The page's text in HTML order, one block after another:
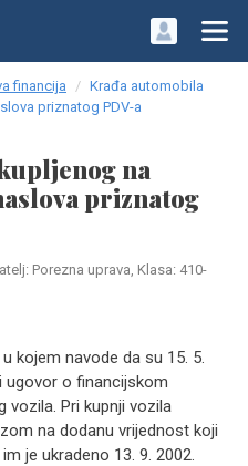
financija
Krađa automobila
priznatog PDV-a
na
priznatog
Porezna uprava, Klasa: 410-
kojem navode da su 15. 5.
ugovor o financijskom
vozila. Pri kupnji vozila
na dodanu vrijednost koji
je ukradeno 13. 9. 2002.